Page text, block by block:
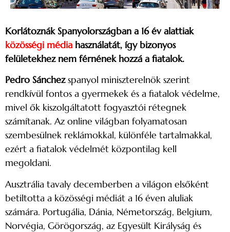
Korlátoznák Spanyolországban a 16 év alattiak
közösségi média használatát, így bizonyos
felületekhez nem férnének hozzá a fiatalok.
Pedro Sánchezspanyol miniszterelnök szerint
rendkívül fontos a gyermekek és a fiatalok védelme,
mivel ők kiszolgáltatott fogyasztói rétegnek
számítanak. Az online világban folyamatosan
szembesülnek reklámokkal, különféle tartalmakkal,
ezért a fiatalok védelmét központilag kell
megoldani.
Ausztrália tavaly decemberben a világon elsőként
betiltotta a közösségi médiát a 16 éven aluliak
számára. Portugália, Dánia, Németország, Belgium,
Norvégia, Görögország, az Egyesült Királyság és